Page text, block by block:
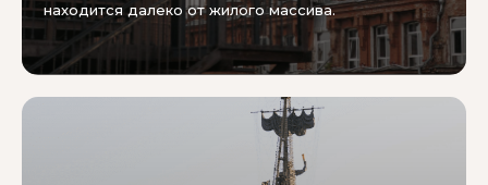
находится далеко от жилого массива.